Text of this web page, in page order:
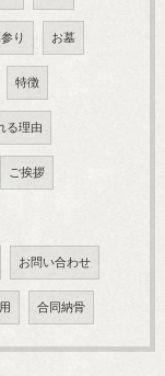
り お墓
特徴
る理由
ご挨拶
お問い合わせ
合同納骨